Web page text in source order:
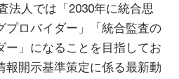
法人では「2030年に統合思
プロバイダー」「統合監査の
ー」になることを目指してお
報開示基準策定に係る最新動